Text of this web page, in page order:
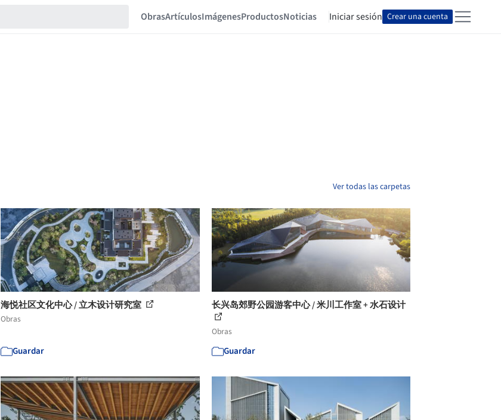
ObrasArtículosImágenesProductosNoticias Iniciar sesión Crear una cuenta
Ver todas las carpetas
海悦社区文化中心 / 立木设计研究室
Obras
Guardar
长兴岛郊野公园游客中心 / 米川工作室 + 水石设计
Obras
Guardar